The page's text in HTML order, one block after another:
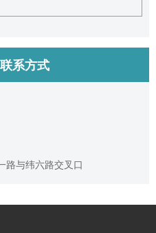
系方式
路与纬六路交叉口